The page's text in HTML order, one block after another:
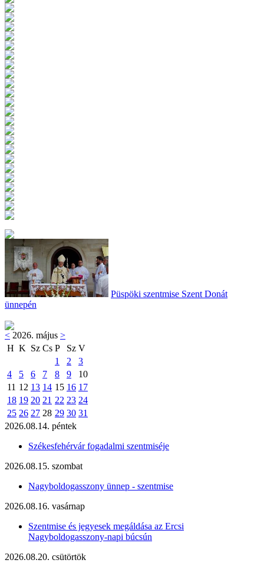
Püspöki szentmise Szent Donát
ünnepén
< 2026. május >
H K Sz Cs P Sz V
1
2
3
4
5 6 7 8 9
10
11 12 13 14 15 16 17
18 19 20 21 22 23 24
25 26 27 28 29 30 31
2026.08.14. péntek
Székesfehérvár fogadalmi szentmiséje
2026.08.15. szombat
Nagyboldogasszony ünnep - szentmise
2026.08.16. vasárnap
Szentmise és jegyesek megáldása az Ercsi
Nagyboldogasszony-napi búcsún
2026.08.20. csütörtök